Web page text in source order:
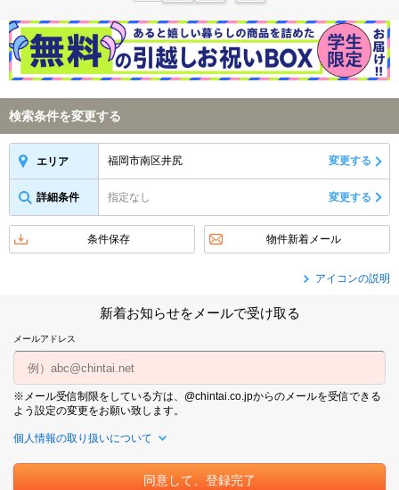
検索条件を変更する
エリア 福岡市南区井尻 変更する
詳細条件 指定なし 変更する
条件保存 物件新着メール
アイコンの説明
新着お知らせをメールで受け取る
メールアドレス
※メール受信制限をしている方は、@chintai.co.jpからのメールを受信できる
よう設定の変更をお願い致します。
個人情報の取り扱いについて